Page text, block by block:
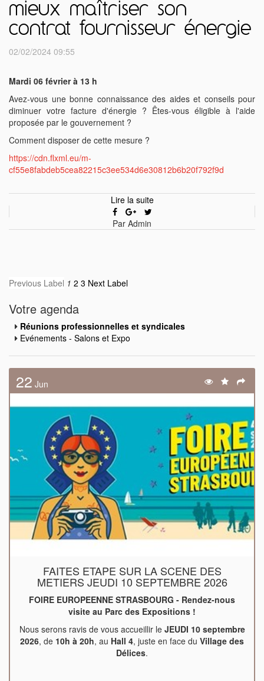
mieux maîtriser son
contrat fournisseur énergie
02/02/2024 09:55
Mardi 06 février à 13 h
Avez-vous une bonne connaissance des aides et conseils pour
diminuer votre facture d'énergie ? Êtes-vous éligible à l'aide
proposée par le gouvernement ?
Comment disposer de cette mesure ?
https://cdn.flxml.eu/m-
cf55e8fabdeb5cea82215c3ee534d6e30812b6b20f792f9d
Lire la suite
Par Admin
Previous Label 1 2 3 Next Label
Votre agenda
Réunions professionnelles et syndicales
Evénements - Salons et Expo
22 Jun
FAITES ETAPE SUR LA SCENE DES
METIERS JEUDI 10 SEPTEMBRE 2026
FOIRE EUROPEENNE STRASBOURG - Rendez-nous
visite au Parc des Expositions !
Nous serons ravis de vous accueillir le JEUDI 10 septembre
2026, de 10h à 20h, au Hall 4, juste en face du Village des
Délices.